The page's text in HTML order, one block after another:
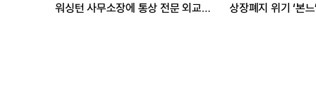
적과의 동침’을 할까
3상 실패 1주일만에